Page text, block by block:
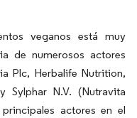
veganos está muy
de numerosos actores
Plc, Herbalife Nutrition,
Sylphar N.V. (Nutravita
actores en el